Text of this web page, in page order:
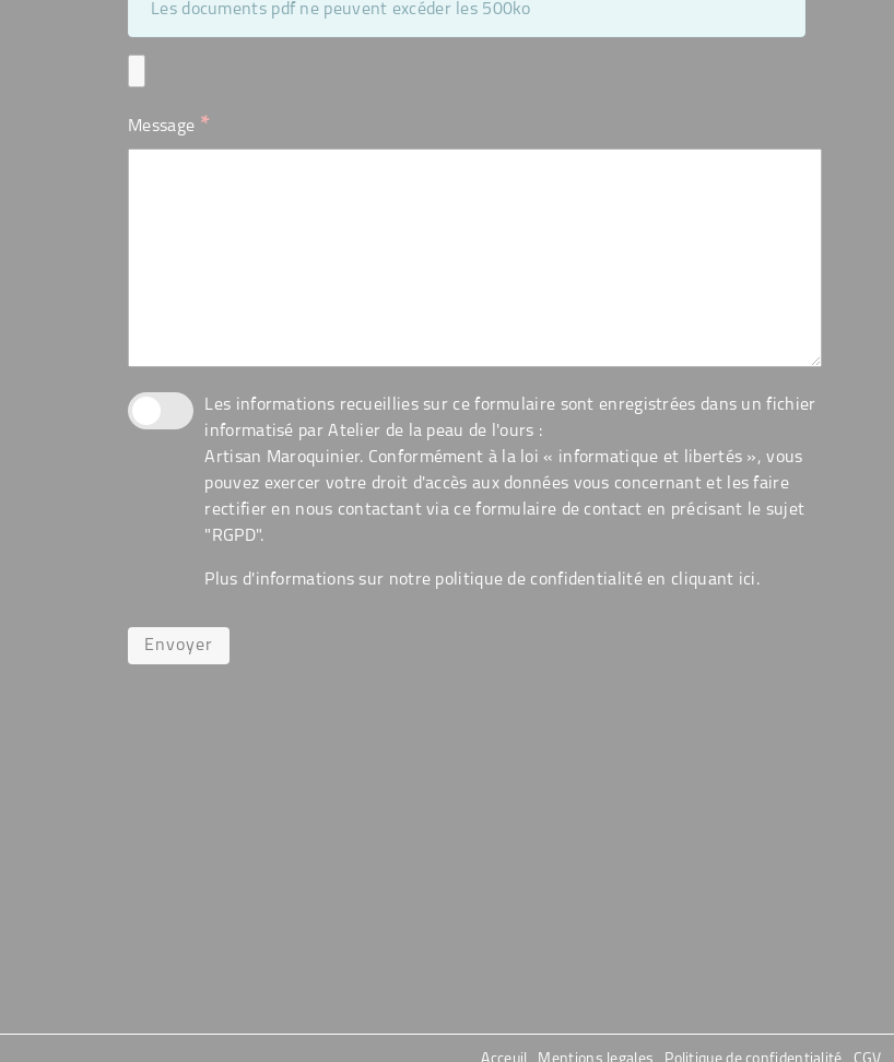
Les documents pdf ne peuvent excéder les 500ko
Message *
Les informations recueillies sur ce formulaire sont enregistrées dans un fichier
informatisé par Atelier de la peau de l'ours :
Artisan Maroquinier. Conformément à la loi « informatique et libertés », vous
pouvez exercer votre droit d'accès aux données vous concernant et les faire
rectifier en nous contactant via ce formulaire de contact en précisant le sujet
"RGPD".
Plus d'informations sur notre politique de confidentialité en cliquant ici.
Envoyer